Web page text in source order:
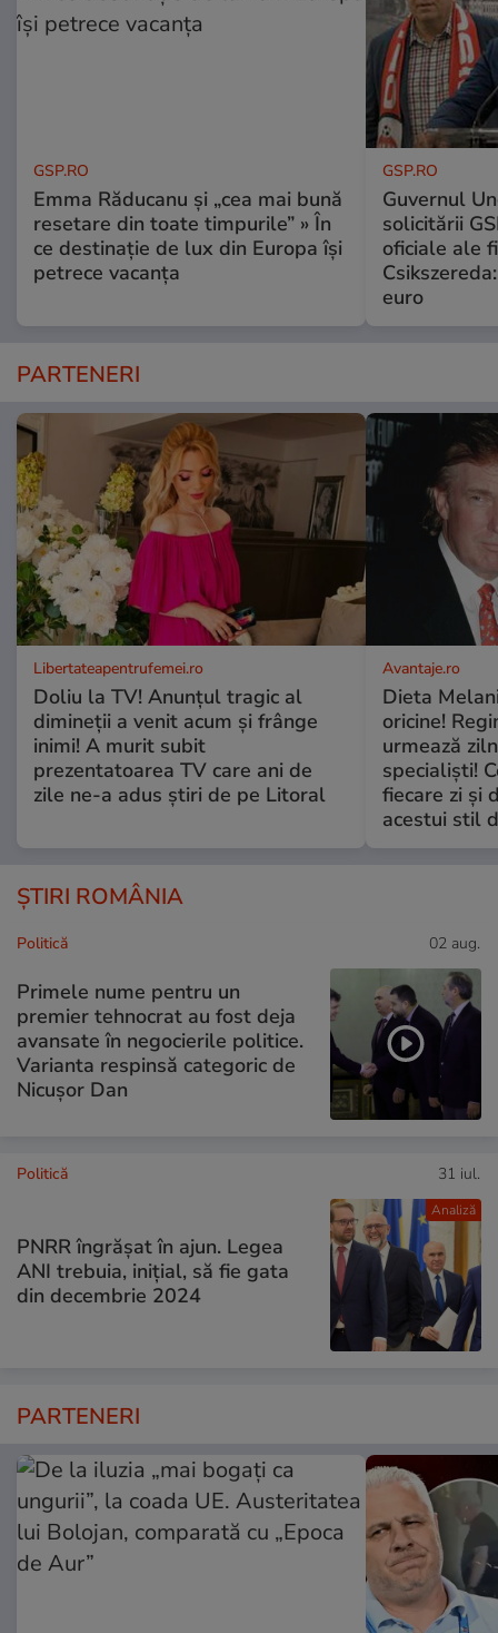
GSP.RO
Emma Răducanu și „cea mai bună
resetare din toate timpurile” » În
ce destinație de lux din Europa își
petrece vacanța
GSP.RO
Guvernul
solicitării
oficiale ale
euro
PARTENERI
Libertateapentrufemei.ro
Doliu la TV! Anunțul tragic al
dimineții a venit acum și frânge
inimi! A murit subit
prezentatoarea TV care ani de
zile ne-a adus știri de pe Litoral
Avantaje.ro
Dieta
oricine!
urmează
specialiști!
fiecare zi și
acestui stil
ȘTIRI ROMÂNIA
Politică 02 aug.
Primele nume pentru un
premier tehnocrat au fost deja
avansate în negocierile politice.
Varianta respinsă categoric de
Nicușor Dan
Analiză
Politică 31 iul.
PNRR îngrășat în ajun. Legea
ANI trebuia, inițial, să fie gata
din decembrie 2024
PARTENERI